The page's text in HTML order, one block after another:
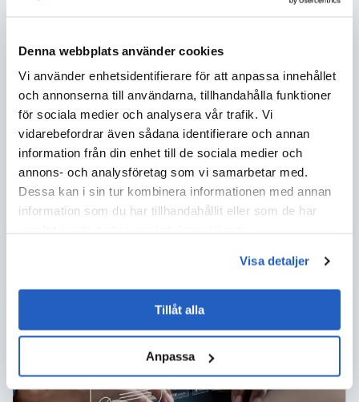
Denna webbplats använder cookies
Vi använder enhetsidentifierare för att anpassa innehållet
och annonserna till användarna, tillhandahålla funktioner
för sociala medier och analysera vår trafik. Vi
vidarebefordrar även sådana identifierare och annan
information från din enhet till de sociala medier och
annons- och analysföretag som vi samarbetar med.
Dessa kan i sin tur kombinera informationen med annan
information som du har tillhandahållit eller som de har
Visa detaljer
Tillåt alla
Anpassa
Prediktiv analys och prognostisering
SAP Analytics Cloud
(SAC), med hjälp av prediktiv planering, scenarier och